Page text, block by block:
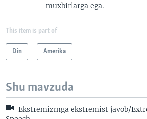
muxbirlarga ega.
This item is part of
Din Amerika
Shu mavzuda
Ekstremizmga ekstremist javob/